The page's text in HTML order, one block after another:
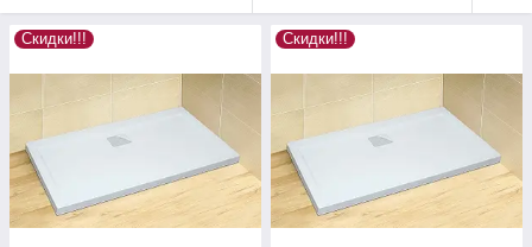
Скидки!!! Скидки!!!